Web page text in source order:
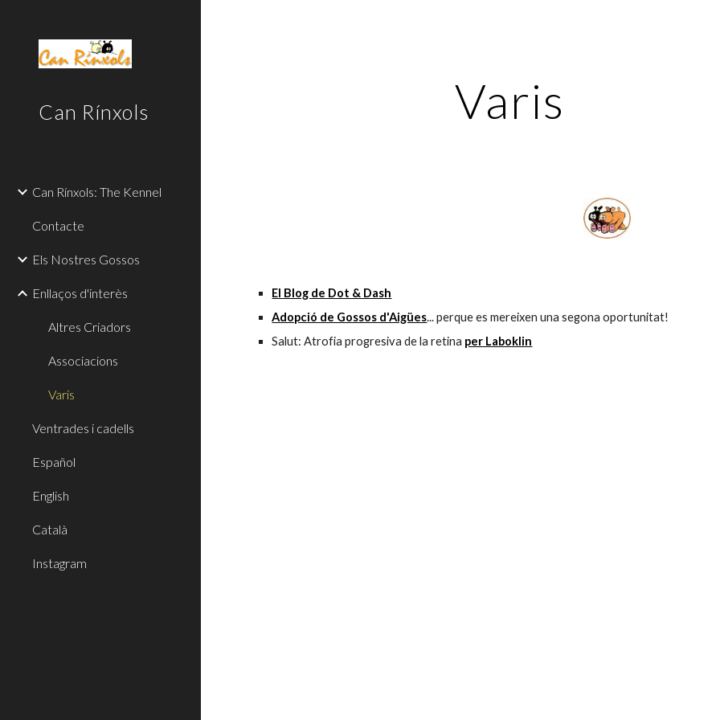
Can Rínxols
Can Rínxols: The Kennel
Contacte
Els Nostres Gossos
Enllaços d'interès
Altres Criadors
Associacions
Varis
Ventrades i cadells
Español
English
Català
Instagram
Varis
El Blog de Dot & Dash
Adopció de Gossos d'Aigües... perque es mereixen una segona oportunitat!
Salut: Atrofia progresiva de la retina per Laboklin